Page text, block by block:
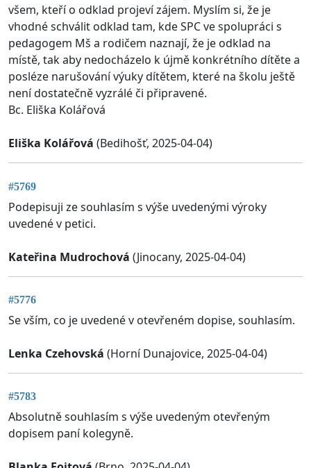
všem, kteří o odklad projeví zájem. Myslím si, že je
vhodné schválit odklad tam, kde SPC ve spolupráci s
pedagogem Mš a rodičem naznají, že je odklad na
místě, tak aby nedocházelo k újmě konkrétního dítěte a
posléze narušování výuky dítětem, které na školu ještě
není dostatečně vyzrálé či připravené.
Bc. Eliška Kolářová
Eliška Kolářová (Bedihošť, 2025-04-04)
#5769
Podepisuji ze souhlasím s výše uvedenými výroky
uvedené v petici.
Kateřina Mudrochová (Jinocany, 2025-04-04)
#5776
Se vším, co je uvedené v otevřeném dopise, souhlasím.
Lenka Czehovská (Horní Dunajovice, 2025-04-04)
#5783
Absolutně souhlasím s výše uvedeným otevřeným
dopisem paní kolegyně.